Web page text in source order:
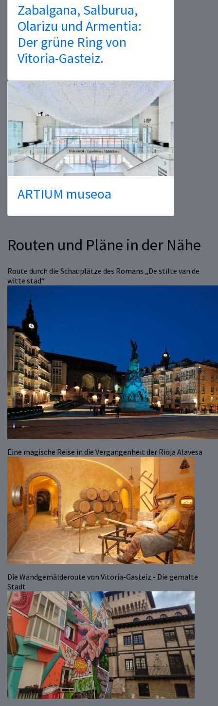
Zabalgana, Salburua,
Olarizu und Armentia:
Der grüne Ring von
Vitoria-Gasteiz.
ARTIUM museoa
Routen und Pläne in der Nähe
Route durch die Schauplätze des Romans „De stilte van de
witte stad“
Eine magische Reise in die Vergangenheit der Rioja Alavesa
Die Wandgemälderoute von Vitoria-Gasteiz - Die gemalte
Stadt